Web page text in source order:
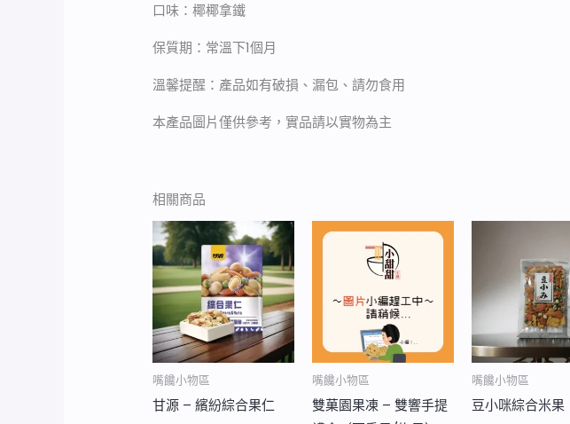
口味：椰椰拿鐵
保質期：常溫下1個月
溫馨提醒：產品如有破損、漏包、請勿食用
本產品圖片僅供參考，實品請以實物為主
相關商品
嘴饞小物區
甘源 – 繽紛綜合果仁
價
格
範
圍：
NT$100
到
NT$880
嘴饞小物區
雙菓園果凍 – 雙響手提
價
到
嘴饞小物區
豆小咪綜合米果